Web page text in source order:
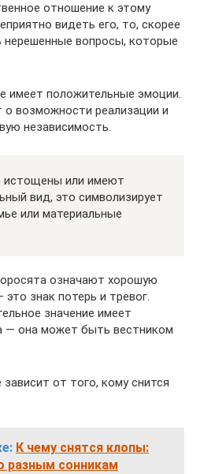
отношение к этому
видеть его, то, скорее
нерешенные вопросы, которые
имеет положительные эмоции.
о возможности реализации и
независимость.
истощены или имеют
вид, это символизирует
или материальные
означают хорошую
знак потерь и тревог.
значение имеет
— она может быть вестником
от того, кому снится
К чему снятся клопы:
разным сонникам